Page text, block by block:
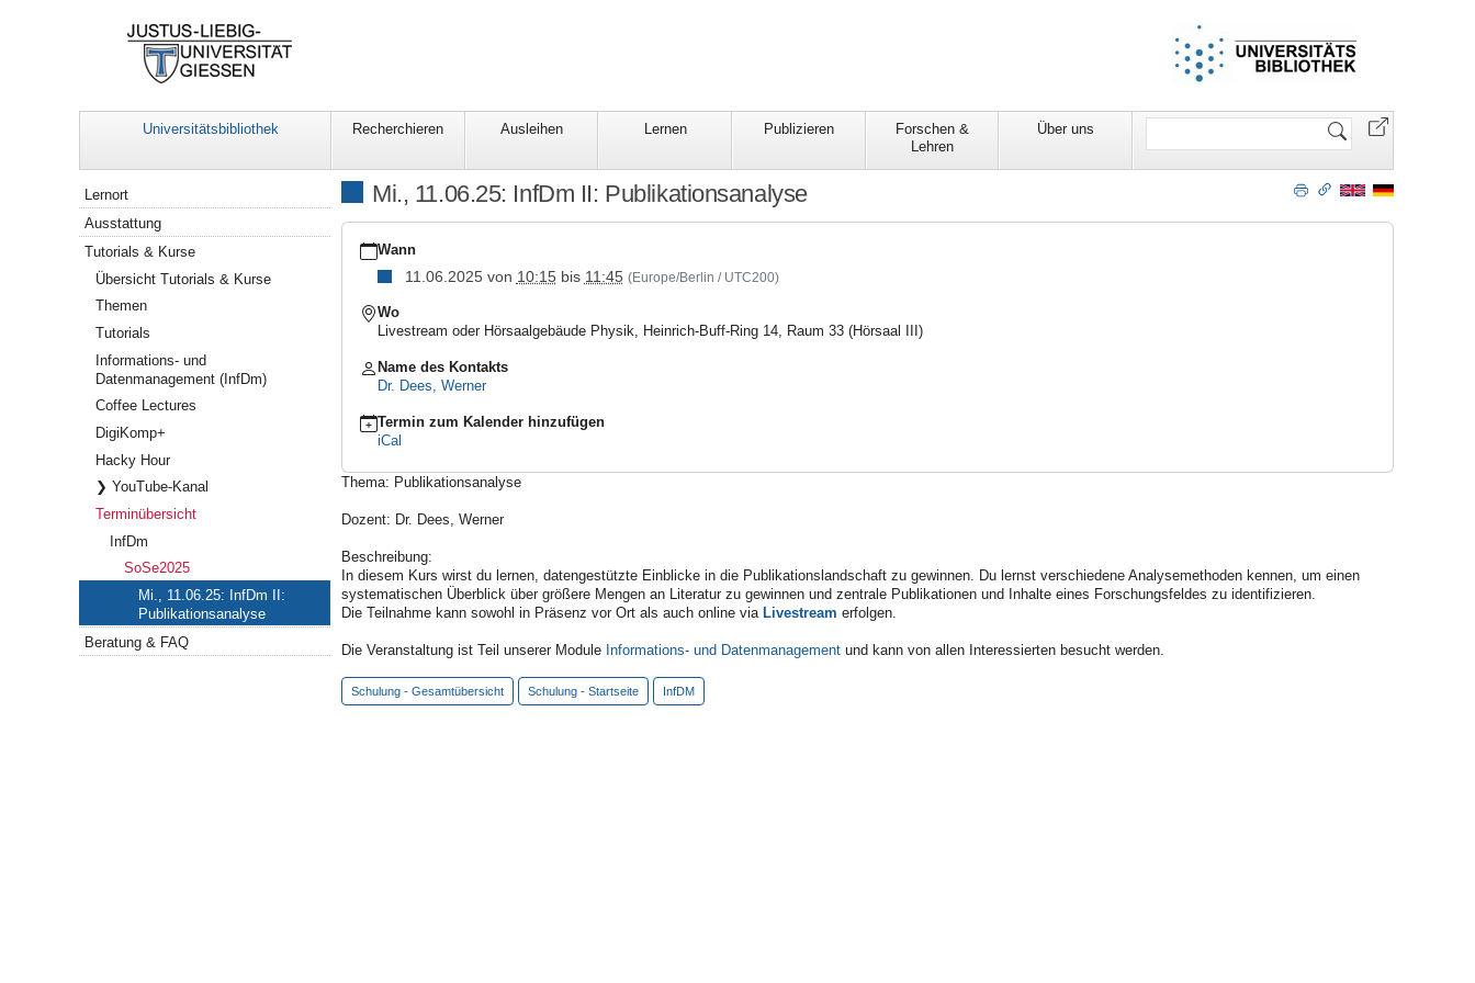
Universitätsbibliothek Recherchieren Ausleihen Lernen Publizieren
Forschen &
Lehren
Über uns
Website
Mi., 11.06.25: InfDm II: Publikationsanalyse
https://www.uni-
giessen.de/ub/de/lern/tutku/termine/infdm/sose2025/infdmii_publ
InfDm
2025-
2025-
11T11:45:00+02:00
Wann
11.06.2025von 10:15bis 11:45 (Europe/Berlin / UTC200)
Wo
Livestream oder Hörsaalgebäude Physik, Heinrich-Buff-Ring 14, Raum 33 (Hörsaal III)
Name des Kontakts
Dr. Dees, Werner
Termin zum Kalender hinzufügen
iCal
Thema: Publikationsanalyse
Dozent: Dr. Dees, Werner
Beschreibung:
In diesem Kurs wirst du lernen, datengestützte Einblicke in die Publikationslandschaft zu gewinnen. Du lernst verschiedene Analysemethoden kennen, um einen
systematischen Überblick über größere Mengen an Literatur zu gewinnen und zentrale Publikationen und Inhalte eines Forschungsfeldes zu identifizieren.
Die Teilnahme kann sowohl in Präsenz vor Ort als auch online via Livestream erfolgen.
Die Veranstaltung ist Teil unserer Module Informations- und Datenmanagement und kann von allen Interessierten besucht werden.
Schulung - Gesamtübersicht Schulung - Startseite InfDM
Navigation
Lernort
Ausstattung
Tutorials & Kurse
Übersicht Tutorials & Kurse
Themen
Tutorials
Informations- und
Datenmanagement (InfDm)
Coffee Lectures
DigiKomp+
Hacky Hour
❯ YouTube-Kanal
Terminübersicht
InfDm
SoSe2025
Mi., 11.06.25: InfDm II:
Publikationsanalyse
Beratung & FAQ